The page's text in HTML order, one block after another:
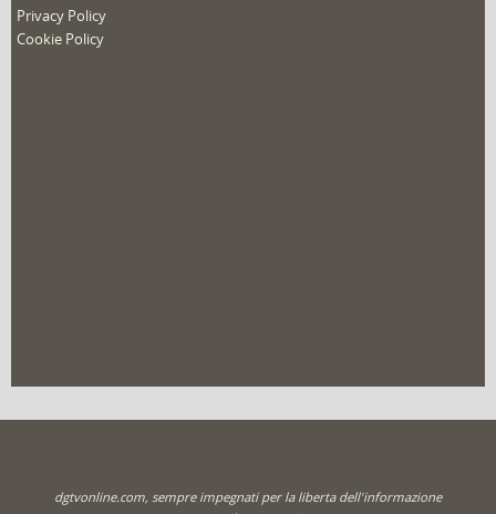
nuovo film
Privacy Policy
Cookie Policy
dgtvonline.com, sempre impegnati per la liberta dell'informazione